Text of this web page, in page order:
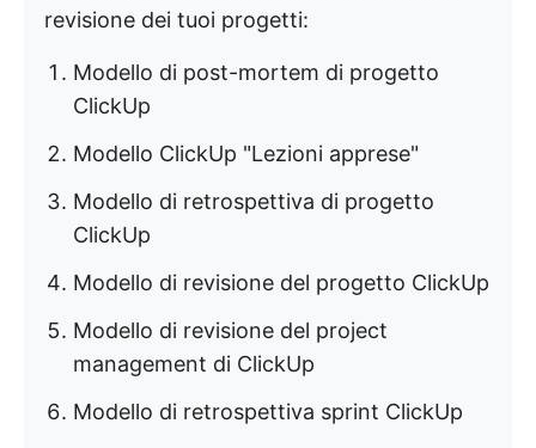
revisione dei tuoi progetti:
Modello di post-mortem di progetto
ClickUp
Modello ClickUp "Lezioni apprese"
Modello di retrospettiva di progetto
ClickUp
Modello di revisione del progetto ClickUp
Modello di revisione del project
management di ClickUp
Modello di retrospettiva sprint ClickUp